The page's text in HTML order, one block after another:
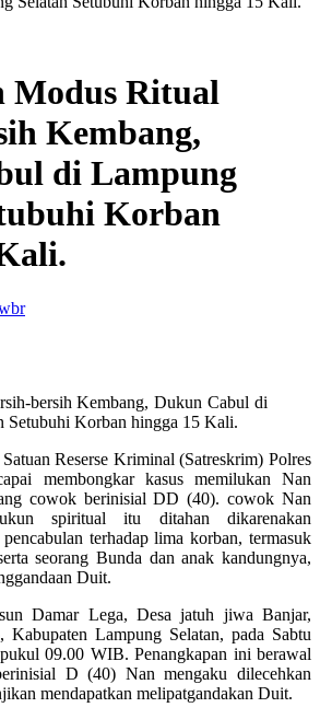
Modus Ritual
Kembang,
di Lampung
Korban
bersih Kembang, Dukun Cabul di
Setubuhi Korban hingga 15 Kali.
Reserse Kriminal (Satreskrim) Polres
membongkar kasus memilukan Nan
cowok berinisial DD (40). cowok Nan
spiritual itu ditahan dikarenakan
terhadap lima korban, termasuk
seorang Bunda dan anak kandungnya,
Duit.
Damar Lega, Desa jatuh jiwa Banjar,
Kabupaten Lampung Selatan, pada Sabtu
09.00 WIB. Penangkapan ini berawal
D (40) Nan mengaku dilecehkan
mendapatkan melipatgandakan Duit.